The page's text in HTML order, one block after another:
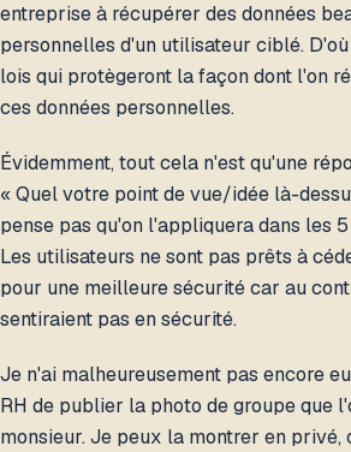
entreprise à récupérer des données
personnelles d'un utilisateur ciblé.
lois qui protègeront la façon dont l'on
ces données personnelles.
Évidemment, tout cela n'est qu'une
« Quel votre point de vue/idée là-
pense pas qu'on l'appliquera dans les
Les utilisateurs ne sont pas prêts à
pour une meilleure sécurité car au
sentiraient pas en sécurité.
Je n'ai malheureusement pas encore
RH de publier la photo de groupe que
monsieur. Je peux la montrer en